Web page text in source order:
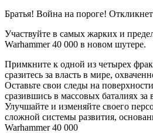
Братья! Война на пороге!
Участвуйте в самых жарких и
Warhammer 40 000 в новом шутере.
Примкните к одной из четырех
сразитесь за власть в мире,
Оставьте свои следы на
сразившись в массовых баталиях за
Улучшайте и изменяйте своего
сложной системы развития,
Warhammer 40 000